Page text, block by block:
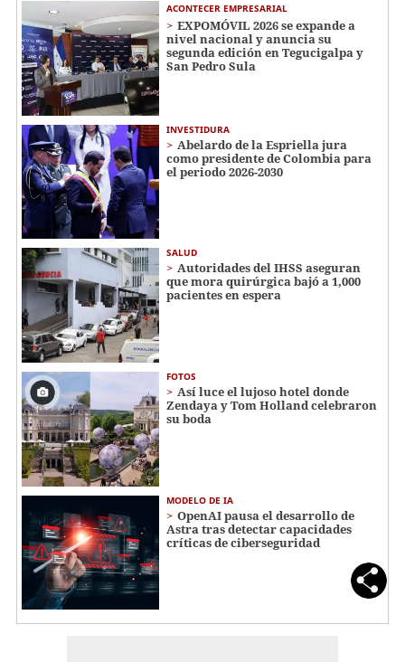
ACONTECER EMPRESARIAL
EXPOMÓVIL 2026 se expande a
nivel nacional y anuncia su
segunda edición en Tegucigalpa y
San Pedro Sula
INVESTIDURA
Abelardo de la Espriella jura
como presidente de Colombia para
el periodo 2026-2030
SALUD
Autoridades del IHSS aseguran
que mora quirúrgica bajó a 1,000
pacientes en espera
FOTOS
Así luce el lujoso hotel donde
Zendaya y Tom Holland celebraron
su boda
MODELO DE IA
OpenAI pausa el desarrollo de
Astra tras detectar capacidades
críticas de ciberseguridad